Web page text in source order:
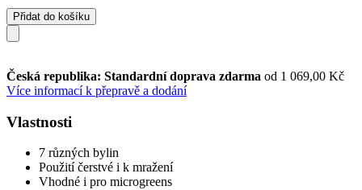
Přidat do košíku
Česká republika: Standardní doprava zdarma od 1 069,00 Kč
Více informací k přepravě a dodání
Vlastnosti
7 různých bylin
Použití čerstvé i k mražení
Vhodné i pro microgreens